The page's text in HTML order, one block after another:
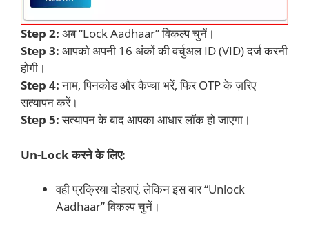
Step 2: अब “Lock Aadhaar” विकल्प चुनें।
Step 3: आपको अपनी 16 अंकों की वर्चुअल ID (VID) दर्ज करनी
होगी।
Step 4:नाम, पिनकोड और कैप्चा भरें, फिर OTP के ज़रिए
सत्यापन करें।
Step 5:सत्यापन के बाद आपका आधार लॉक हो जाएगा।
Un-Lock करने के लिए:
वही प्रक्रिया दोहराएं, लेकिन इस बार “Unlock
Aadhaar” विकल्प चुनें।